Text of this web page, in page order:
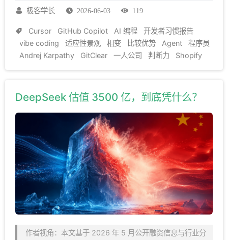
极客学长 2026-06-03 119
Cursor GitHub Copilot AI 编程
开发者习惯报告
vibe coding
适应性景观 相变 比较优势 Agent
程序员
Andrej Karpathy
GitClear 一人公司 判断力 Shopify
DeepSeek 估值 3500 亿，到底凭什么？
作者视角：本文基于 2026 年 5 月公开融资信息与行业分